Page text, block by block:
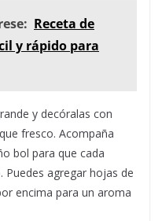
Receta de
y rápido para
y decóralas con
fresco. Acompaña
bol para que cada
Puedes agregar hojas de
encima para un aroma